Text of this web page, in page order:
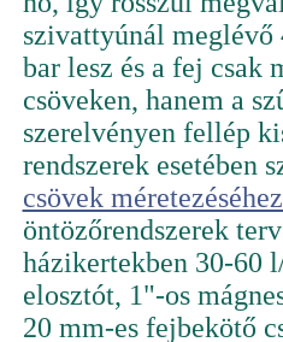
szivattyúnál meglévő
bar lesz és a fej csak
csöveken, hanem a
szerelvényen fellép
rendszerek esetében
csövek
öntözőrendszerek
házikertekben 30-60
elosztót, 1"-os
20 mm-es fejbekötő